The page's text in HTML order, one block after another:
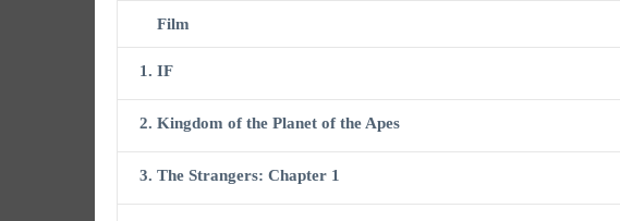
Film
1. IF
2. Kingdom of the Planet of the Apes
3. The Strangers: Chapter 1